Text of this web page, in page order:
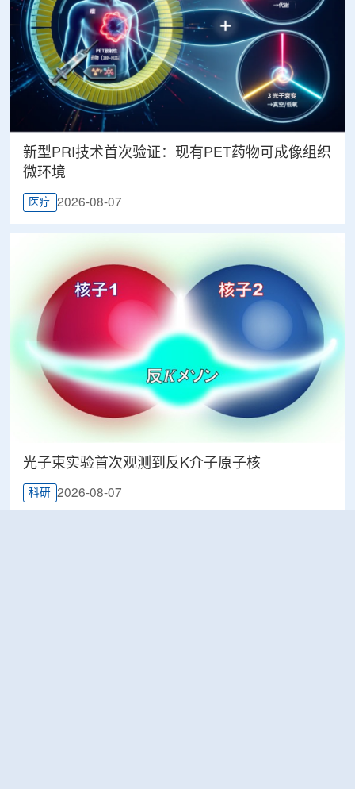
新型PRI技术首次验证：现有PET药物可成像组织
微环境
医疗 2026-08-07
光子束实验首次观测到反K介子原子核
科研 2026-08-07